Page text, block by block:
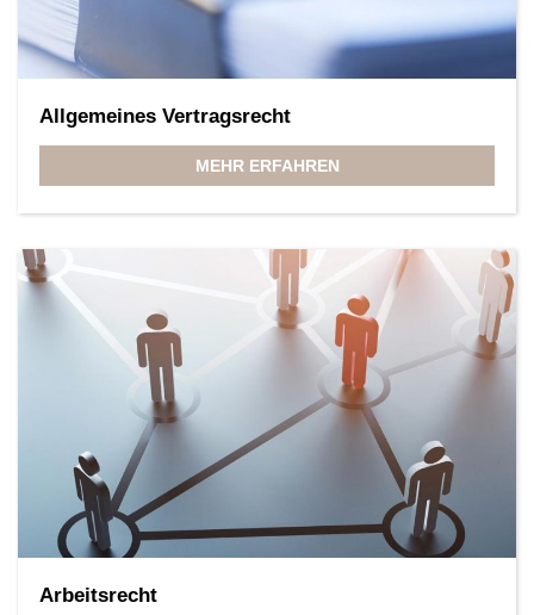
Allgemeines Vertragsrecht
MEHR ERFAHREN
Arbeitsrecht